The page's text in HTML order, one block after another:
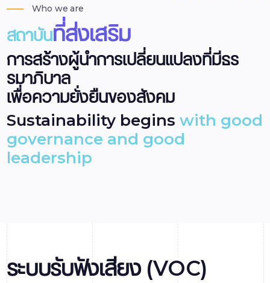
Who we are
สถาบันที่ส่งเสริม
การสร้างผู้นำการเปลี่ยนแปลงที่มีธร
รมาภิบาล
เพื่อความยั่งยืนของสังคม
Sustainability beginswith good
governance and good
leadership
ระบบรับฟังเสียง (VOC)